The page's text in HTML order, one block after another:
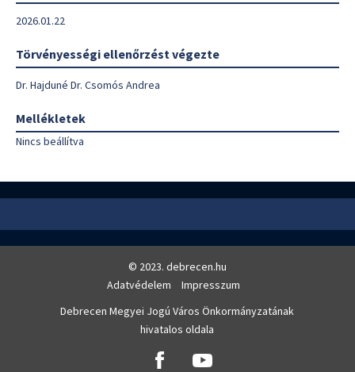
2026.01.22
Törvényességi ellenőrzést végezte
Dr. Hajduné Dr. Csomós Andrea
Mellékletek
Nincs beállítva
© 2023. debrecen.hu
Adatvédelem
Impresszum
Debrecen Megyei Jogú Város Önkormányzatának
hivatalos oldala